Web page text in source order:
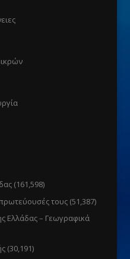
(161,598)
τους (51,387)
Ελλάδας – Γεωγραφικά
(30,191)